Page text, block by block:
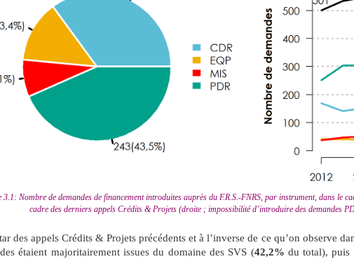
3.1: Nombre de demandes de financement introduites auprès du F.R.S.-FNRS, par instrument, dans le
cadre des derniers appels Crédits & Projets (droite ; impossibilité d’introduire des demandes
des appels Crédits & Projets précédents et à l’inverse de ce qu’on observe
étaient majoritairement issues du domaine des SVS (42,2% du total), puis